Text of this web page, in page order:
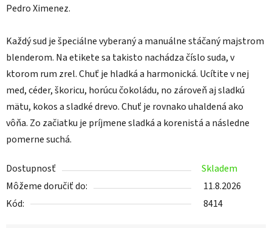
Pedro Ximenez.
Každý sud je špeciálne vyberaný a manuálne stáčaný majstrom
blenderom. Na etikete sa takisto nachádza číslo suda, v
ktorom rum zrel. Chuť je hladká a harmonická. Ucítite v nej
med, céder, škoricu, horúcu čokoládu, no zároveň aj sladkú
mätu, kokos a sladké drevo. Chuť je rovnako uhaldená ako
vôňa. Zo začiatku je príjmene sladká a korenistá a následne
pomerne suchá.
Dostupnosť
Skladem
Môžeme doručiť do:
11.8.2026
Kód:
8414